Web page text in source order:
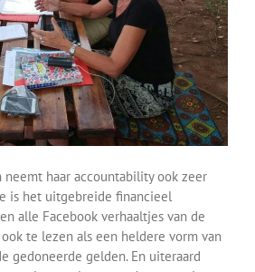
neemt haar accountability ook zeer
is het uitgebreide financieel
alle Facebook verhaaltjes van de
te lezen als een heldere vorm van
gedoneerde gelden. En uiteraard